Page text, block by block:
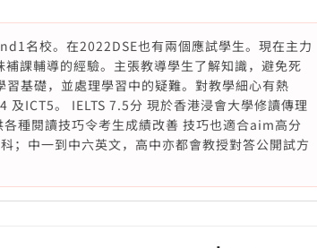
名校。在2022DSE也有兩個應試學生。現在主力
課輔導的經驗。主張教導學生了解知識，避免死
基礎，並處理學習中的疑難。對教學細心有熱
ICT5。 IELTS 7.5分 現於香港浸會大學修讀傳理
種閱讀技巧令考生成績改善 技巧也適合aim高分
；中一到中六英文，高中亦都會教授對答公開試方